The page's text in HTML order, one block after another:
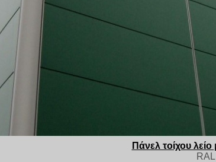
Πάνελ τοίχου λείο